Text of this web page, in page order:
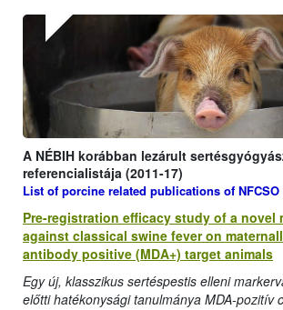
A NÉBIH korábban lezárult
referencialistája (2011-17)
List of porcine related publications of NFCSO
Pre-registration efficacy study of a novel
against classical swine fever on
antibody positive (MDA+) target animals
Egy új, klasszikus sertéspestis elleni
előtti hatékonysági tanulmánya MDA-pozitív